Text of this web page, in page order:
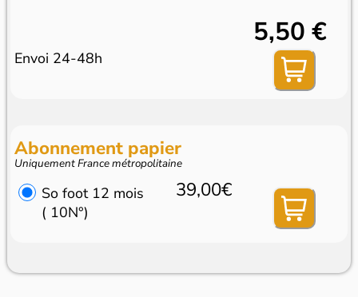
Envoi 24-48h
5,50 €
Abonnement papier
Uniquement France métropolitaine
So foot 12 mois
( 10N°)
39,00€